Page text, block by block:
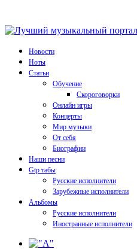
Новости
Ноты
Статьи
Обучение
Скороговорки
Онлайн игры
Концерты
Мир музыки
От себя
Биографии
Наши песни
Gtp табы
Русские исполнители
Зарубежные исполнители
Альбомы
Русские исполнители
Иностранные исполнители